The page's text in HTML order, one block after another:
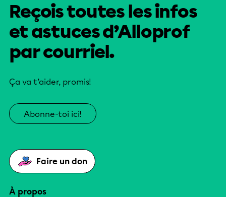
Reçois toutes les infos
et astuces d’Alloprof
par courriel.
Ça va t’aider, promis!
Abonne-toi ici!
Faire un don
À propos